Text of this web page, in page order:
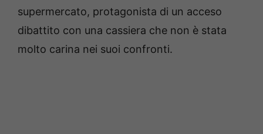
supermercato, protagonista di un acceso
dibattito con una cassiera che non è stata
molto carina nei suoi confronti.